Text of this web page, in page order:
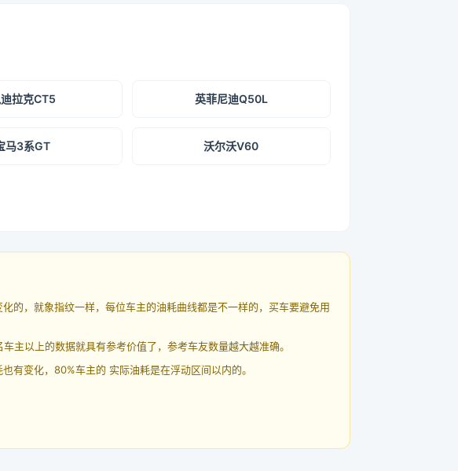
拉克CT5 英菲尼迪Q50L
马3系GT 沃尔沃V60
的，就象指纹一样，每位车主的油耗曲线都是不一样的，买车要避免用
主以上的数据就具有参考价值了，参考车友数量越大越准确。
有变化，80%车主的 实际油耗是在浮动区间以内的。